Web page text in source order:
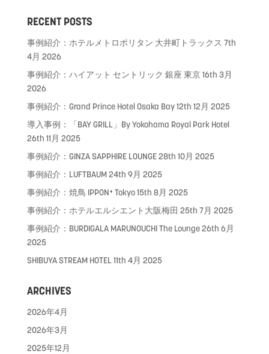
RECENT POSTS
事例紹介：ホテルメトロポリタン 大井町トラックス 7th
4月 2026
事例紹介：ハイアット セントリック 銀座 東京16th 3月
2026
事例紹介：Grand Prince Hotel Osaka Bay12th 12月 2025
導入事例：「BAY GRILL」By Yokohama Royal Park Hotel
26th 11月 2025
事例紹介：GINZA SAPPHIRE LOUNGE28th 10月 2025
事例紹介：LUFTBAUM24th 9月 2025
事例紹介：焼鳥 IPPON⁺ Tokyo15th 8月 2025
事例紹介：ホテルエルシエント大阪梅田 25th 7月 2025
事例紹介：BURDIGALA MARUNOUCHI The Lounge26th 6月
2025
SHIBUYA STREAM HOTEL11th 4月 2025
ARCHIVES
2026年4月
2026年3月
2025年12月